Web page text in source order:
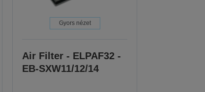
Gyors nézet
Air Filter - ELPAF32 -
EB-SXW11/12/14